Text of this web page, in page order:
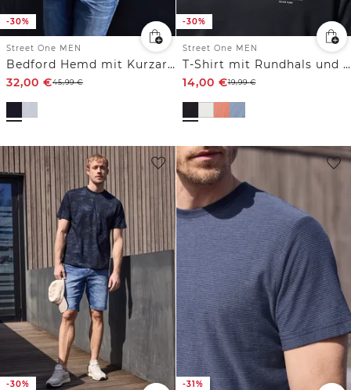
-30%
Street One MEN
Bedford Hemd mit Kurzarm und Tasche
32,00 €45,99€
-30%
Street One MEN
T-Shirt mit Rundhals und Chestprint
14,00 €19,99€
-30% -31%